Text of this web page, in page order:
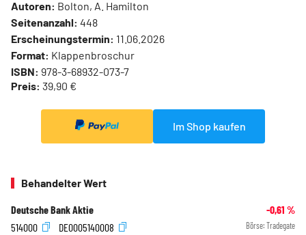
Autoren: Bolton, A. Hamilton
Seitenanzahl: 448
Erscheinungstermin: 11.06.2026
Format: Klappenbroschur
ISBN: 978-3-68932-073-7
Preis: 39,90 €
Im Shop kaufen
Behandelter Wert
Deutsche Bank Aktie -0,61 %
514000
DE0005140008 Börse: Tradegate